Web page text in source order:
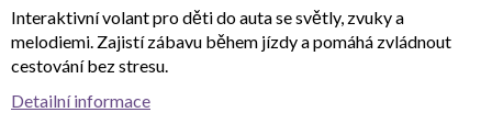
Interaktivní volant pro děti do auta se světly, zvuky a
melodiemi. Zajistí zábavu během jízdy a pomáhá zvládnout
cestování bez stresu.
Detailní informace